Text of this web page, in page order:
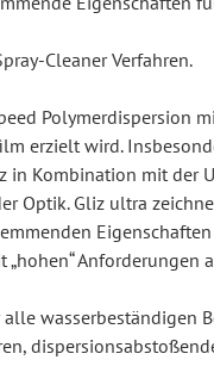
Cleaner Verfahren.
Polymerdispersion
erzielt wird.
in Kombination mit der
Optik. Gliz ultra
Anforderungen
wasserbeständigen